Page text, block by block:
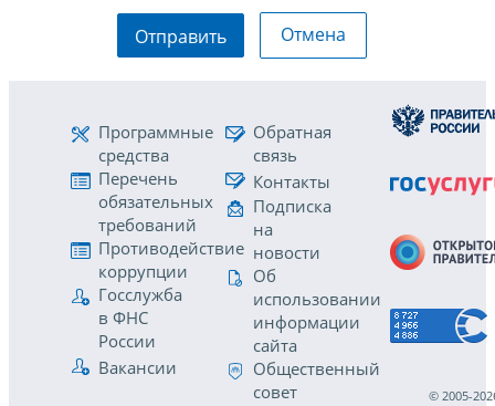
Отправить Отмена
Программные
средства
Перечень
обязательных
требований
Противодействие
коррупции
Госслужба
в ФНС
России
Вакансии
Обратная
связь
Контакты
Подписка
на
новости
Об
использовании
информации
сайта
Общественный
совет
© 2005-